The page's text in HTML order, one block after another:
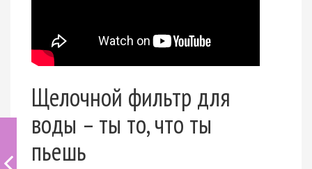
Щелочной фильтр для
воды – ты то, что ты
пьешь